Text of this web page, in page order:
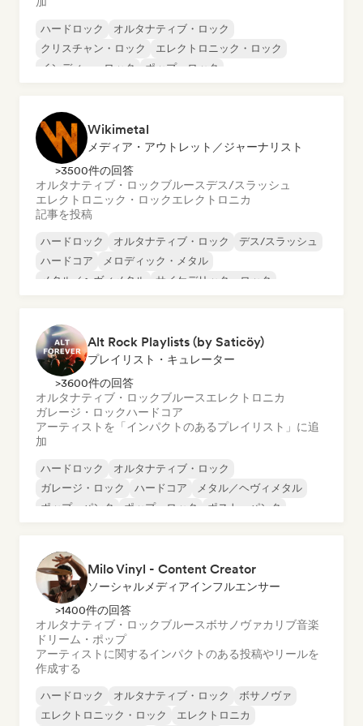
ハードロック
オルタナティブ・ロック
クリスチャン・ロック
エレクトロニック・ロック
インディー・ロック
ポップ・ロック
Wikimetal
メディア・アウトレット／ジャーナリスト
>3500件の回答
オルタナティブ・ロックブルースデス/スラッシュ
エレクトロニック・ロックエレクトロニカ
記事を投稿
ハードロック オルタナティブ・ロック
デス/スラッシュ
ハードコア
メロディック・メタル
メタル／ヘヴィメタル
サイケデリック・ロック
Alt Rock Playlists (by Saticöy)
プレイリスト・キュレーター
>3600件の回答
オルタナティブ・ロックブルースエレクトロニカ
ガレージ・ロックハードコア
アーティストを「インパクトのあるプレイリスト」に追
加
ハードロック
オルタナティブ・ロック
ガレージ・ロック
ハードコア
メタル／ヘヴィメタル
ポップ・パンク
ポップ・ロック ポスト・パンク
Milo Vinyl - Content Creator
ソーシャルメディアインフルエンサー
>1400件の回答
オルタナティブ・ロックブルースボサノヴァカリブ音楽
ドリーム・ポップ
アーティストに関するインパクトのある投稿やリールを
作成する
ハードロック オルタナティブ・ロック
ボサノヴァ
エレクトロニック・ロック
エレクトロニカ